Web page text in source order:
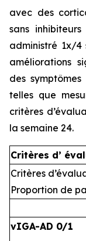
avec des
sans
administré 1x/4
améliorations
des
telles que
critères
la semaine 24.
Critères d’
Critères
Proportion de
vIGA-AD 0/1